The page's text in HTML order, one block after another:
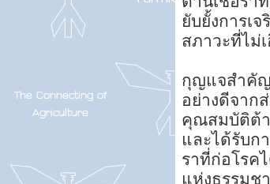
ยับยั้งการเ
สภาวะที่ไม่
กุญแจสำคัญ
อย่างดีจาก
คุณสมบัติต้า
และได้รับก
ราที่ก่อโรค
แห่งธรรมช